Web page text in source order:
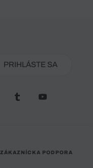
PRIHLÁSTE SA
ZÁKAZNÍCKA PODPORA